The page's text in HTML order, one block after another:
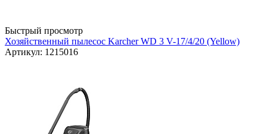
Быстрый просмотр
Хозяйственный пылесос Karcher WD 3 V-17/4/20 (Yellow)
Артикул: 1215016